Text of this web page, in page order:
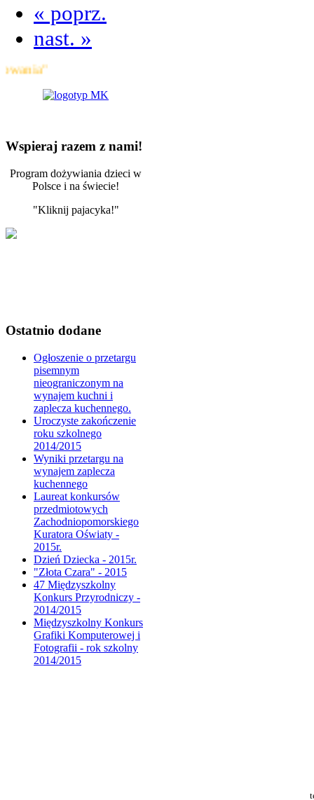
« poprz.
nast. »
Wspieraj razem z nami!
Program dożywiania dzieci w
Polsce i na świecie!
"Kliknij pajacyka!"
Ostatnio dodane
Ogłoszenie o przetargu
pisemnym
nieograniczonym na
wynajem kuchni i
zaplecza kuchennego.
Uroczyste zakończenie
roku szkolnego
2014/2015
Wyniki przetargu na
wynajem zaplecza
kuchennego
Laureat konkursów
przedmiotowych
Zachodniopomorskiego
Kuratora Oświaty -
2015r.
Dzień Dziecka - 2015r.
"Złota Czara" - 2015
47 Międzyszkolny
Konkurs Przyrodniczy -
2014/2015
Międzyszkolny Konkurs
Grafiki Komputerowej i
Fotografii - rok szkolny
2014/2015